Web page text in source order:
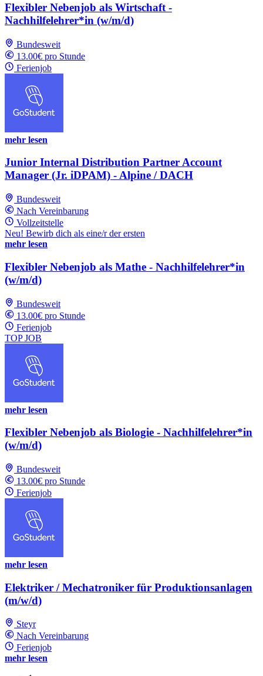
Flexibler Nebenjob als Wirtschaft -
Nachhilfelehrer*in (w/m/d)
Bundesweit
13.00€ pro Stunde
Ferienjob
mehr lesen
Junior Internal Distribution Partner Account
Manager (Jr. iDPAM) - Alpine / DACH
Bundesweit
Nach Vereinbarung
Vollzeitstelle
Neu! Bewirb dich als eine/r der ersten
mehr lesen
Flexibler Nebenjob als Mathe - Nachhilfelehrer*in
(w/m/d)
Bundesweit
13.00€ pro Stunde
Ferienjob
TOP JOB
mehr lesen
Flexibler Nebenjob als Biologie - Nachhilfelehrer*in
(w/m/d)
Bundesweit
13.00€ pro Stunde
Ferienjob
mehr lesen
Elektriker / Mechatroniker für Produktionsanlagen
(m/w/d)
Steyr
Nach Vereinbarung
Ferienjob
mehr lesen